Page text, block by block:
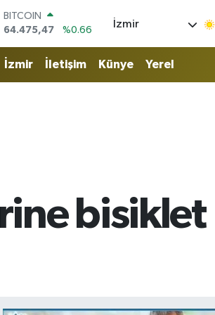
DOLAR
47,5971
%0.05
55,1336
%0.18
İzmir
İzmir İletişim Künye Yerel
bisiklet